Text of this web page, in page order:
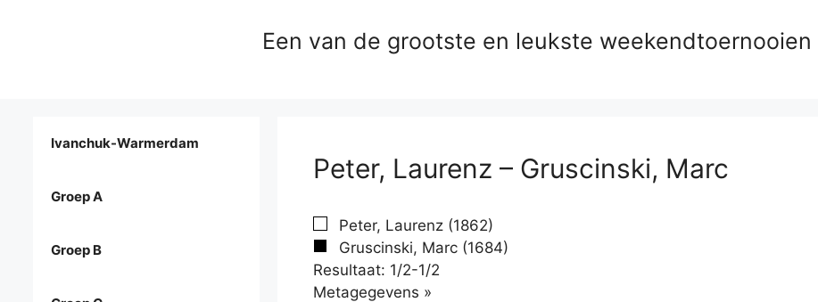
Een van de grootste en leukste weekendtoernooien
Peter, Laurenz – Gruscinski, Marc
Peter, Laurenz (1862)
Gruscinski, Marc (1684)
Resultaat: 1/2-1/2
Metagegevens »
Ivanchuk-Warmerdam
Groep A
Groep B